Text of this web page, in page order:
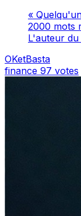
«
2000 mots
L'auteur du
OKetBasta
finance 97 votes